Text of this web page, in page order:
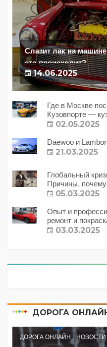
Слазит лак на
это происходит?
14.06.2025
Где в Москве
Кузовпорте —
02.05.2025
Daewoo и
21.03.2025
Глобальный
Причины,
с этим делать?
05.03.2025
Опыт и
ремонт и
03.03.2025
ДОРОГА
ДОРОГА ОНЛАЙН НОВОСТИ